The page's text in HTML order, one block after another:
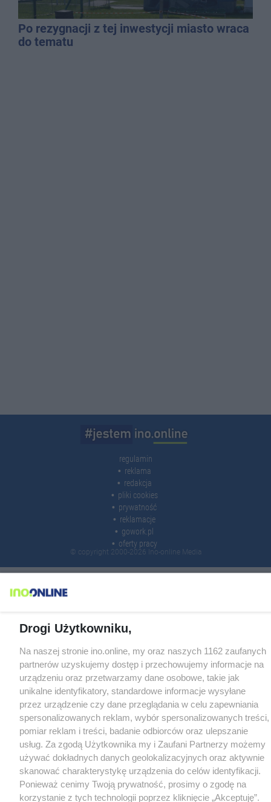
Po rezygnacji z tej inwestycji miasto wraca
do tematu
regulamin
reklama
redakcja
pliki cookies
prywatność
reklamacje
gowork.pl
oferty pracy
© copyright 2000-2026 Ino-online Media
Drogi Użytkowniku,
Na naszej stronie ino.online, my oraz naszych 1162 zaufanych
partnerów uzyskujemy dostęp i przechowujemy informacje na
urządzeniu oraz przetwarzamy dane osobowe, takie jak
unikalne identyfikatory, standardowe informacje wysyłane
przez urządzenie czy dane przeglądania w celu zapewniania
spersonalizowanych reklam, wybór spersonalizowanych treści,
pomiar reklam i treści, badanie odbiorców oraz ulepszanie
usług. Za zgodą Użytkownika my i Zaufani Partnerzy możemy
używać dokładnych danych geolokalizacyjnych oraz aktywnie
skanować charakterystykę urządzenia do celów identyfikacji.
Ponieważ cenimy Twoją prywatność, prosimy o zgodę na
korzystanie z tych technologii poprzez kliknięcie „Akceptuję”.